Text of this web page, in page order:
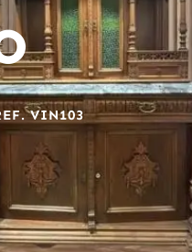
VIN103